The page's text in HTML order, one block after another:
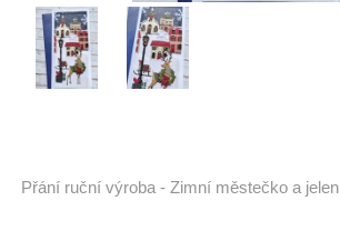
Přání ruční výroba - Zimní městečko a jelen